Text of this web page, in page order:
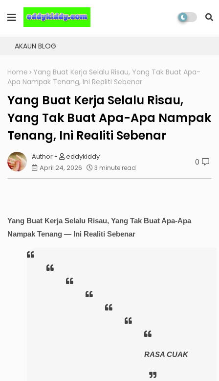
AKAUN BLOG
Home
Yang Buat Kerja Selalu Risau, Yang Tak Buat Apa-
Apa Nampak Tenang, Ini Realiti Sebenar
Yang Buat Kerja Selalu Risau,
Yang Tak Buat Apa-Apa Nampak
Tenang, Ini Realiti Sebenar
eddykiddy
April 24, 2026
3 minute read
0
Yang Buat Kerja Selalu Risau, Yang Tak Buat Apa-Apa
Nampak Tenang — Ini Realiti Sebenar
RASA CUAK